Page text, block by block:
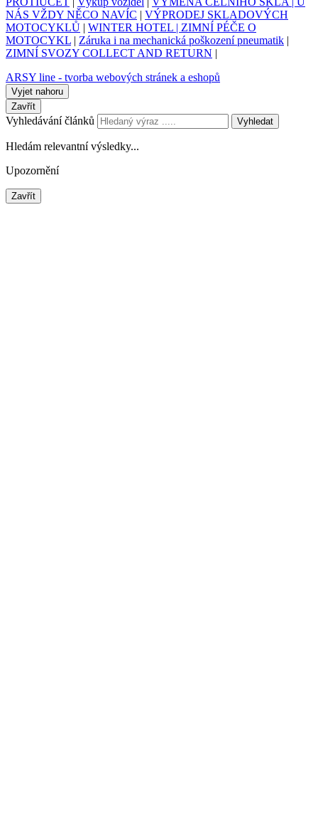
NÁS VŽDY NĚCO NAVÍC | VÝPRODEJ SKLADOVÝCH
MOTOCYKLŮ | WINTER HOTEL | ZIMNÍ PÉČE O
MOTOCYKL | Záruka i na mechanická poškození pneumatik |
ZIMNÍ SVOZY COLLECT AND RETURN |
ARSY line - tvorba webových stránek a eshopů
Vyjet nahoru
Zavřít
Vyhledávání článků Vyhledat
Hledám relevantní výsledky...
Upozornění
Zavřít